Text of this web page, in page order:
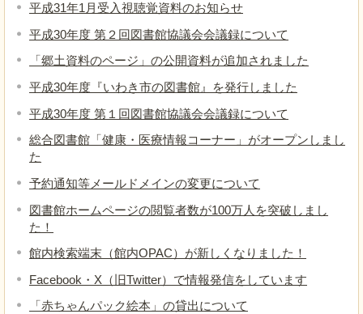
平成31年1月受入視聴覚資料のお知らせ
平成30年度 第２回図書館協議会会議録について
「郷土資料のページ」の公開資料が追加されました
平成30年度『いわき市の図書館』を発行しました
平成30年度 第１回図書館協議会会議録について
総合図書館「健康・医療情報コーナー」がオープンしまし
た
予約通知等メールドメインの変更について
図書館ホームページの閲覧者数が100万人を突破しまし
た！
館内検索端末（館内OPAC）が新しくなりました！
Facebook・X（旧Twitter）で情報発信をしています
「赤ちゃんパック絵本」の貸出について